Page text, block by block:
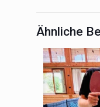
Ähnliche